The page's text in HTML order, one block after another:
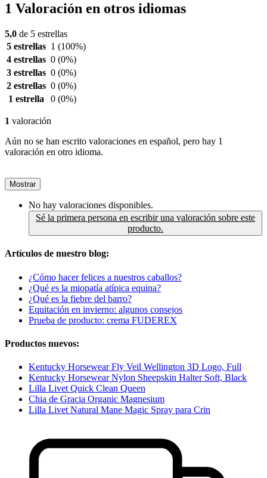
1 Valoración en otros idiomas
5,0 de 5 estrellas
5 estrellas 1 (100%)
4 estrellas 0 (0%)
3 estrellas 0 (0%)
2 estrellas 0 (0%)
1 estrella
0 (0%)
1 valoración
Aún no se han escrito valoraciones en español, pero hay 1
valoración en otro idioma.
Mostrar
No hay valoraciones disponibles.
Sé la primera persona en escribir una valoración sobre este
producto.
Artículos de nuestro blog:
¿Cómo hacer felices a nuestros caballos?
¿Qué es la miopatía atípica equina?
¿Qué es la fiebre del barro?
Equitación en invierno: algunos consejos
Prueba de producto: crema FUDEREX
Productos nuevos:
Kentucky Horsewear Fly Veil Wellington 3D Logo, Full
Kentucky Horsewear Nylon Sheepskin Halter Soft, Black
Lilla Livet Quick Clean Queen
Chia de Gracia Organic Magnesium
Lilla Livet Natural Mane Magic Spray para Crin